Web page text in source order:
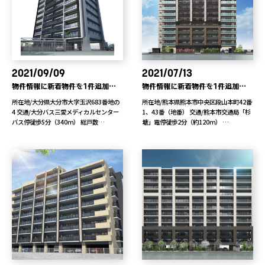
2021/09/09
物件情報に新着物件を1件追加しました
所在地/大分県大分市大字玉沢683番地の
4 交通/大分バス三愛メディカルセンター
バス停徒歩5分（340ｍ） 総戸数…
2021/07/13
物件情報に新着物件を1件追加しました
所在地/熊本県熊本市中央区段山本町42番
1、43番（地番） 交通/熊本市交通局「杉
塘」電停徒歩2分（約120ｍ） …